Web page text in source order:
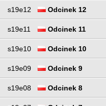
s19e12 Odcinek 12
s19e11 Odcinek 11
s19e10 Odcinek 10
s19e09 Odcinek 9
s19e08 Odcinek 8